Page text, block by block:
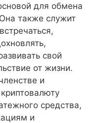
для обмена
также служит
свой
от жизни.
и
средства,
и